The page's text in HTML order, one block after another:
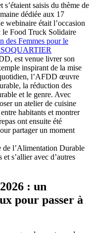
saisis du thème de
dédiée aux 17
webinaire était l’occasion
le Food Truck Solidaire
des Femmes pour le
est venue livrer son
inspirant de la mise
l’AFDD œuvre
la réduction des
et le genre. Avec
un atelier de cuisine
habitants et montrer
ont ensuite été
partager un moment
de l’Alimentation Durable
s’allier avec d’autres
: un
pour passer à